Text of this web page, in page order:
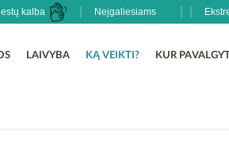
Neįgaliesiams
kalba
LAIVYBA KĄ VEIKTI? KUR